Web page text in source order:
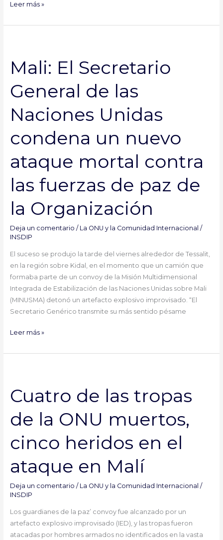
Leer más »
Mali: El Secretario
General de las
Naciones Unidas
condena un nuevo
ataque mortal contra
las fuerzas de paz de
la Organización
Deja un comentario / La ONU y la Comunidad Internacional /
INSDIP
El suceso se produjo la tarde del viernes alrededor de Tessalit,
en la región sobre Kidal, en el momento que un camión que
formaba parte de un convoy de la Misión Multidimensional
Integrada de Estabilización de las Naciones Unidas sobre Mali
(MINUSMA) detonó un artefacto explosivo improvisado. “El
Secretario Genérico transmite su más sentido pésame
Secretario
General
de
las
Naciones
Unidas
un
nuevo
ataque
mortal
contra
las
fuerzas
paz
la
Organización
Leer más »
Cuatro de las tropas
de la ONU muertos,
cinco heridos en el
ataque en Malí
Deja un comentario / La ONU y la Comunidad Internacional /
INSDIP
Los guardianes de la paz’ convoy fue alcanzado por un
artefacto explosivo improvisado (IED), y las tropas fueron
atacadas por hombres armados no identificados en la vasta
las
tropas
la
ONU
muertos,
cinco
heridos
en
el